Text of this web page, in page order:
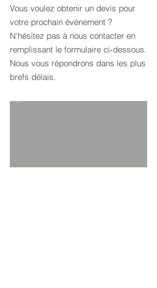
Vous voulez obtenir un devis pour
votre prochain événement ?
N'hésitez pas à nous contacter en
remplissant le formulaire ci-dessous.
Nous vous répondrons dans les plus
brefs délais.